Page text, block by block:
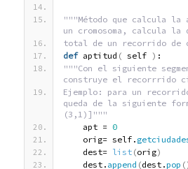
"""Método que calcula la
un cromosoma, calcula la
total de un recorrido de
def aptitud ( self ) :
"""Con el siguiente
construye el recorrrido
Ejemplo: para un
queda de la siguiente
(3,1)]"""
    apt =
0
    orig= self.
    dest=
list (orig)
    dest.
append (dest.pop (